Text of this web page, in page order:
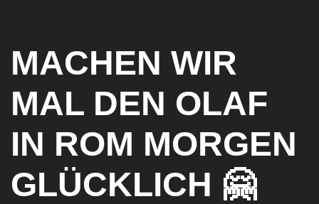
MACHEN WIR
MAL DEN OLAF
IN ROM MORGEN
GLÜCKLICH 🤗